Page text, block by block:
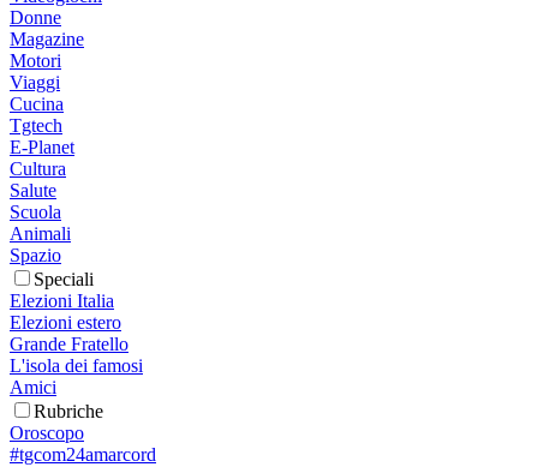
Donne
Magazine
Motori
Viaggi
Cucina
Tgtech
E-Planet
Cultura
Salute
Scuola
Animali
Spazio
Speciali
Elezioni Italia
Elezioni estero
Grande Fratello
L'isola dei famosi
Amici
Rubriche
Oroscopo
#tgcom24amarcord